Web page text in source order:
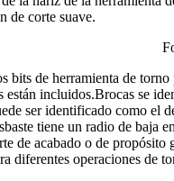
de corte suave.
bits de herramienta de
están incluidos.Brocas se
ser identificado como el
tiene un radio de baja
de acabado o de
diferentes operaciones de